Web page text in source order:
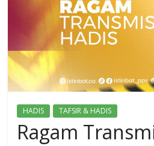
HADIS TAFSIR & HADIS
Ragam